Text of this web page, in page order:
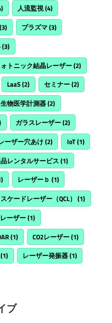
人流監視(4)
(3) プラズマ(3)
(3)
トニック結晶レーザー(2)
LaaS(2) セミナー(2)
生物医学計測器(2)
ガラスレーザー(2)
ーザー穴あけ(2) IoT(1)
レンタルサービス (1)
レーザーｂ (1)
ケードレーザー（QCL） (1)
ーザー(1)
(1) CO2レーザー(1)
(1) レーザー発振器(1)
ブ